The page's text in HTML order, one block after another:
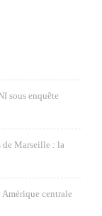
sous enquête
de Marseille : la
centrale